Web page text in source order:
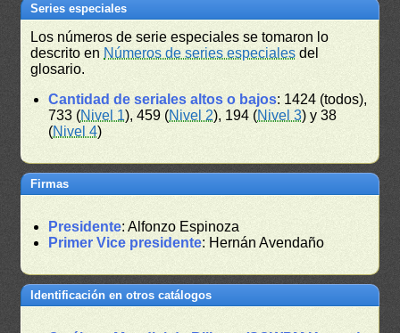
Series especiales
Los números de serie especiales se tomaron lo
descrito en Números de series especiales del
glosario.
Cantidad de seriales altos o bajos: 1424 (todos),
733 (Nivel 1), 459 (Nivel 2), 194 (Nivel 3) y 38
(Nivel 4)
Firmas
Presidente: Alfonzo Espinoza
Primer Vice presidente: Hernán Avendaño
Identificación en otros catálogos